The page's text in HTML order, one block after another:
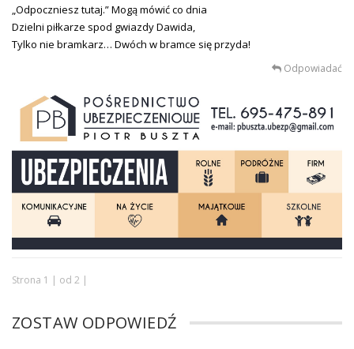
„Odpoczniesz tutaj.” Mogą mówić co dnia
Dzielni piłkarze spod gwiazdy Dawida,
Tylko nie bramkarz… Dwóch w bramce się przyda!
Odpowiadać
Strona 1 | od 2 |
ZOSTAW ODPOWIEDŹ